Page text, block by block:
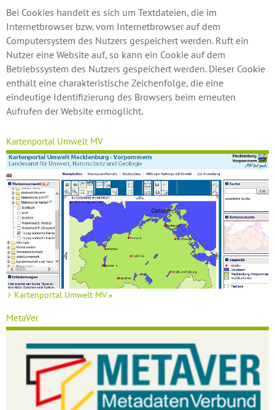
Bei Cookies handelt es sich um Textdateien, die im
Internetbrowser bzw. vom Internetbrowser auf dem
Computersystem des Nutzers gespeichert werden. Ruft ein
Nutzer eine Website auf, so kann ein Cookie auf dem
Betriebssystem des Nutzers gespeichert werden. Dieser Cookie
enthält eine charakteristische Zeichenfolge, die eine
eindeutige Identifizierung des Browsers beim erneuten
Aufrufen der Website ermöglicht.
Kartenportal Umwelt MV
Kartenportal Umwelt MV
MetaVer